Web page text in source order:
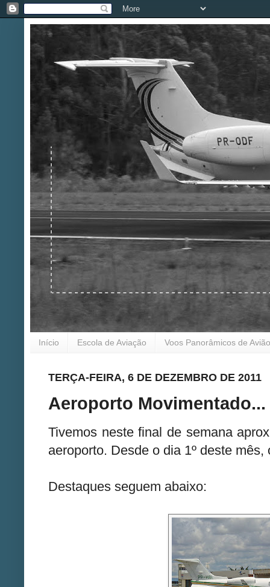
Início Escola de Aviação Voos Panorâmicos de Avião
TERÇA-FEIRA, 6 DE DEZEMBRO DE 2011
Aeroporto Movimentado...
Tivemos neste final de semana
aeroporto. Desde o dia 1º deste
Destaques seguem abaixo: